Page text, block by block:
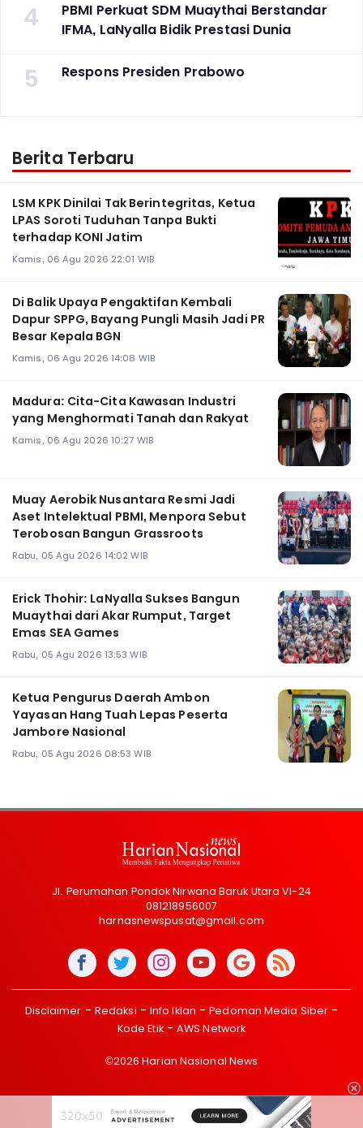
4
PBMI Perkuat SDM Muaythai Berstandar
IFMA, LaNyalla Bidik Prestasi Dunia
5 Respons Presiden Prabowo
Berita Terbaru
LSM KPK Dinilai Tak Berintegritas, Ketua
LPAS Soroti Tuduhan Tanpa Bukti
terhadap KONI Jatim
Kamis, 06 Agu 2026 22:01 WIB
Di Balik Upaya Pengaktifan Kembali
Dapur SPPG, Bayang Pungli Masih Jadi PR
Besar Kepala BGN
Kamis, 06 Agu 2026 14:08 WIB
Madura: Cita-Cita Kawasan Industri
yang Menghormati Tanah dan Rakyat
Kamis, 06 Agu 2026 10:27 WIB
Muay Aerobik Nusantara Resmi Jadi
Aset Intelektual PBMI, Menpora Sebut
Terobosan Bangun Grassroots
Rabu, 05 Agu 2026 14:02 WIB
Erick Thohir: LaNyalla Sukses Bangun
Muaythai dari Akar Rumput, Target
Emas SEA Games
Rabu, 05 Agu 2026 13:53 WIB
Ketua Pengurus Daerah Ambon
Yayasan Hang Tuah Lepas Peserta
Jambore Nasional
Rabu, 05 Agu 2026 08:53 WIB
Jl. Perumahan Pondok Nirwana Baruk Utara VI-24
081218956007
harnasnewspusat@gmail.com
Disclaimer Redaksi Info Iklan
Pedoman Media Siber
Kode Etik
AWS Network
©2026 Harian Nasional News